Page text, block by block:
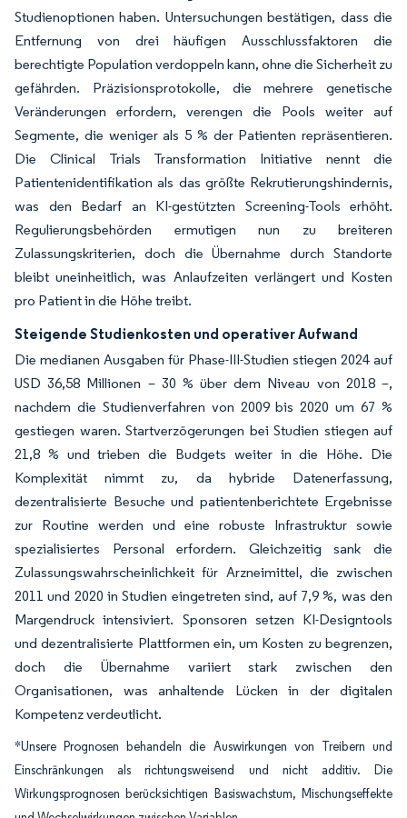
Studienoptionen haben. Untersuchungen bestätigen, dass die
Entfernung von drei häufigen Ausschlussfaktoren die
berechtigte Population verdoppeln kann, ohne die Sicherheit zu
gefährden. Präzisionsprotokolle, die mehrere genetische
Veränderungen erfordern, verengen die Pools weiter auf
Segmente, die weniger als 5 % der Patienten repräsentieren.
Die Clinical Trials Transformation Initiative nennt die
Patientenidentifikation als das größte Rekrutierungshindernis,
was den Bedarf an KI-gestützten Screening-Tools erhöht.
Regulierungsbehörden ermutigen nun zu breiteren
Zulassungskriterien, doch die Übernahme durch Standorte
bleibt uneinheitlich, was Anlaufzeiten verlängert und Kosten
pro Patient in die Höhe treibt.
Steigende Studienkosten und operativer Aufwand
Die medianen Ausgaben für Phase-III-Studien stiegen 2024 auf
USD 36,58 Millionen – 30 % über dem Niveau von 2018 –,
nachdem die Studienverfahren von 2009 bis 2020 um 67 %
gestiegen waren. Startverzögerungen bei Studien stiegen auf
21,8 % und trieben die Budgets weiter in die Höhe. Die
Komplexität nimmt zu, da hybride Datenerfassung,
dezentralisierte Besuche und patientenberichtete Ergebnisse
zur Routine werden und eine robuste Infrastruktur sowie
spezialisiertes Personal erfordern. Gleichzeitig sank die
Zulassungswahrscheinlichkeit für Arzneimittel, die zwischen
2011 und 2020 in Studien eingetreten sind, auf 7,9 %, was den
Margendruck intensiviert. Sponsoren setzen KI-Designtools
und dezentralisierte Plattformen ein, um Kosten zu begrenzen,
doch die Übernahme variiert stark zwischen den
Organisationen, was anhaltende Lücken in der digitalen
Kompetenz verdeutlicht.
*Unsere Prognosen behandeln die Auswirkungen von Treibern und
Einschränkungen als richtungsweisend und nicht additiv. Die
Wirkungsprognosen berücksichtigen Basiswachstum, Mischungseffekte